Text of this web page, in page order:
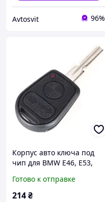
Avtosvit 96%
Корпус авто ключа под
чип для BMW Е46, Е53,
1,2,3,4,5,6,7,8,I3,I8,m1,m2,
m3,m4,m5, m6,x1,x2
Готово к отправке
214₴